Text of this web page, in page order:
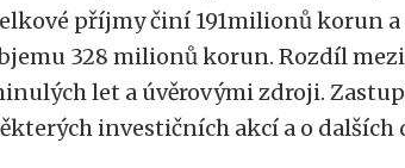
příjmy činí 191milionů korun
328 milionů korun. Rozdíl
let a úvěrovými zdroji.
investičních akcí a o dalších